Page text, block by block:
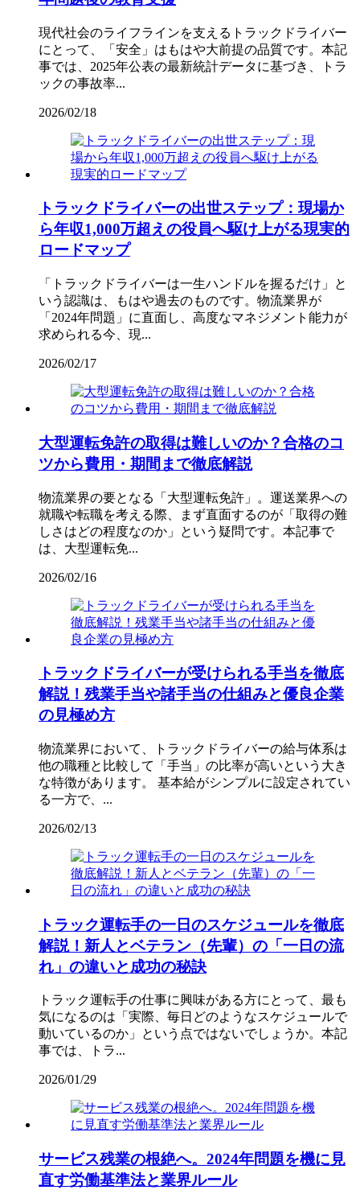
現代社会のライフラインを支えるトラックドライバー
にとって、「安全」はもはや大前提の品質です。本記
事では、2025年公表の最新統計データに基づき、トラ
ックの事故率...
2026/02/18
トラックドライバーの出世ステップ：現場か
ら年収1,000万超えの役員へ駆け上がる現実的
ロードマップ
「トラックドライバーは一生ハンドルを握るだけ」と
いう認識は、もはや過去のものです。物流業界が
「2024年問題」に直面し、高度なマネジメント能力が
求められる今、現...
2026/02/17
大型運転免許の取得は難しいのか？合格のコ
ツから費用・期間まで徹底解説
物流業界の要となる「大型運転免許」。運送業界への
就職や転職を考える際、まず直面するのが「取得の難
しさはどの程度なのか」という疑問です。本記事で
は、大型運転免...
2026/02/16
トラックドライバーが受けられる手当を徹底
解説！残業手当や諸手当の仕組みと優良企業
の見極め方
物流業界において、トラックドライバーの給与体系は
他の職種と比較して「手当」の比率が高いという大き
な特徴があります。 基本給がシンプルに設定されてい
る一方で、...
2026/02/13
トラック運転手の一日のスケジュールを徹底
解説！新人とベテラン（先輩）の「一日の流
れ」の違いと成功の秘訣
トラック運転手の仕事に興味がある方にとって、最も
気になるのは「実際、毎日どのようなスケジュールで
動いているのか」という点ではないでしょうか。本記
事では、トラ...
2026/01/29
サービス残業の根絶へ。2024年問題を機に見
直す労働基準法と業界ルール